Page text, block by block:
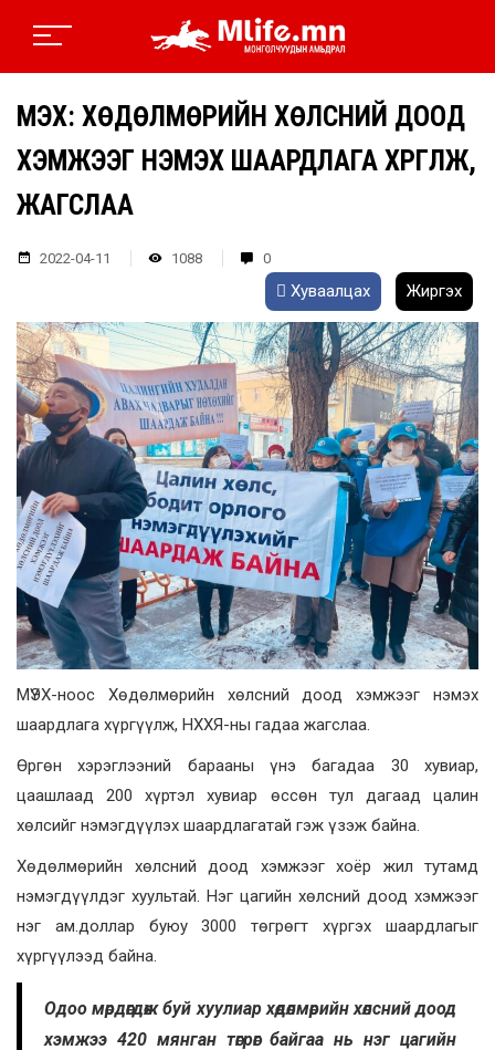
МҮЭХ: ХӨДӨЛМӨРИЙН ХӨЛСНИЙ ДООД
ХЭМЖЭЭГ НЭМЭХ ШААРДЛАГА ХҮРГҮҮЛЖ,
ЖАГСЛАА
2022-04-11 1088 0
Хуваалцах Жиргэх
МҮЭХ-ноос Хөдөлмөрийн хөлсний доод хэмжээг нэмэх
шаардлага хүргүүлж, НХХЯ-ны гадаа жагслаа.
Өргөн хэрэглээний барааны үнэ багадаа 30 хувиар,
цаашлаад 200 хүртэл хувиар өссөн тул дагаад цалин
хөлсийг нэмэгдүүлэх шаардлагатай гэж үзэж байна.
Хөдөлмөрийн хөлсний доод хэмжээг хоёр жил тутамд
нэмэгдүүлдэг хуультай. Нэг цагийн хөлсний доод хэмжээг
нэг ам.доллар буюу 3000 төгрөгт хүргэх шаардлагыг
хүргүүлээд байна.
Одоо мөрдөгдөж буй хуулиар хөдөлмөрийн хөлсний доод
хэмжээ 420 мянган төгрөг байгаа нь нэг цагийн